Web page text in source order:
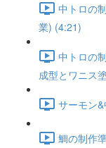
中トロの
業) (4:21)
中トロの
成型とワニス
サーモン
鯛の制作